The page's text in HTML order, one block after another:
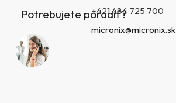
Potrebujete poradiť?+421 484 725 700
micronix@micronix.sk